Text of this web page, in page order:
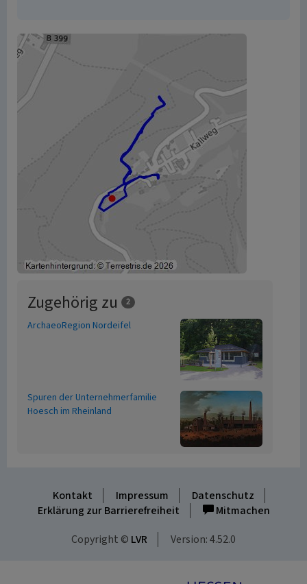
Zugehörig zu 2
ArchaeoRegion Nordeifel
Spuren der Unternehmerfamilie
Hoesch im Rheinland
Kontakt Impressum
Datenschutz
Erklärung zur Barrierefreiheit
Mitmachen
Copyright © LVR Version: 4.52.0